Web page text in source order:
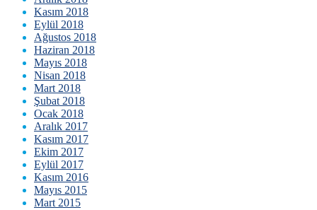
Kasım 2018
Eylül 2018
Ağustos 2018
Haziran 2018
Mayıs 2018
Nisan 2018
Mart 2018
Şubat 2018
Ocak 2018
Aralık 2017
Kasım 2017
Ekim 2017
Eylül 2017
Kasım 2016
Mayıs 2015
Mart 2015